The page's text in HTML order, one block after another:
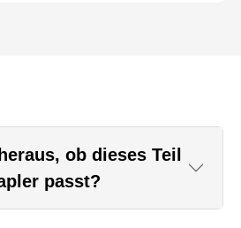
ob dieses Teil
passt?